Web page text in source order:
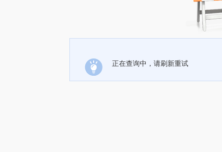
正在查询中，请刷新重试